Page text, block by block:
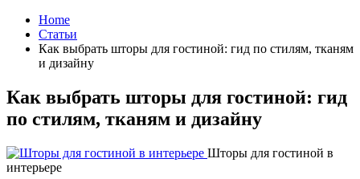
Home
Статьи
Как выбрать шторы для гостиной: гид по стилям, тканям
и дизайну
Как выбрать шторы для гостиной: гид
по стилям, тканям и дизайну
Шторы для гостиной в
интерьере